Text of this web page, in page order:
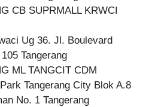
CB SUPRMALL KRWCI
Ug 36. Jl. Boulevard
Tangerang
ML TANGCIT CDM
Tangerang City Blok A.8
No. 1 Tangerang